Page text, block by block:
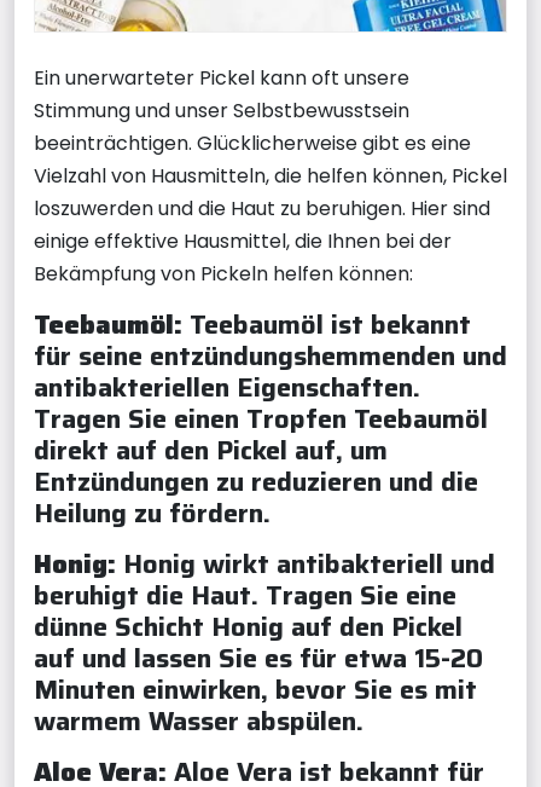
Ein unerwarteter Pickel kann oft unsere
Stimmung und unser Selbstbewusstsein
beeinträchtigen. Glücklicherweise gibt es eine
Vielzahl von Hausmitteln, die helfen können, Pickel
loszuwerden und die Haut zu beruhigen. Hier sind
einige effektive Hausmittel, die Ihnen bei der
Bekämpfung von Pickeln helfen können:
Teebaumöl: Teebaumöl ist bekannt
für seine entzündungshemmenden und
antibakteriellen Eigenschaften.
Tragen Sie einen Tropfen Teebaumöl
direkt auf den Pickel auf, um
Entzündungen zu reduzieren und die
Heilung zu fördern.
Honig: Honig wirkt antibakteriell und
beruhigt die Haut. Tragen Sie eine
dünne Schicht Honig auf den Pickel
auf und lassen Sie es für etwa 15-20
Minuten einwirken, bevor Sie es mit
warmem Wasser abspülen.
Aloe Vera: Aloe Vera ist bekannt für